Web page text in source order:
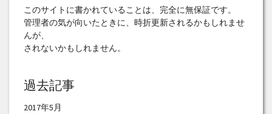
このサイトに書かれていることは、完全に無保証です。
管理者の気が向いたときに、時折更新されるかもしれませ
んが、
されないかもしれません。
過去記事
2017年5月